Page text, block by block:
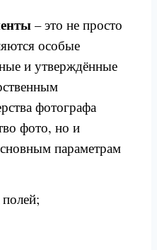
– это не просто
особые
и утверждённые
фотографа
фото, но и
параметрам